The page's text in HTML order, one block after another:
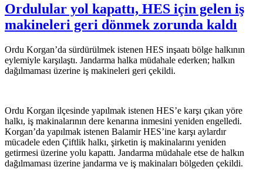
Ordulular yol kapattı, HES için gelen iş
makineleri geri dönmek zorunda kaldı
Ordu Korgan’da sürdürülmek istenen HES inşaatı bölge halkının
eylemiyle karşılaştı. Jandarma halka müdahale ederken; halkın
dağılmaması üzerine iş makineleri geri çekildi.
Ordu Korgan ilçesinde yapılmak istenen HES’e karşı çıkan yöre
halkı, iş makinalarının dere kenarına inmesini yeniden engelledi.
Korgan’da yapılmak istenen Balamir HES’ine karşı aylardır
mücadele eden Çiftlik halkı, şirketin iş makinalarını yeniden
getirmesi üzerine yolu kapattı. Jandarma müdahale etse de halkın
dağılmaması üzerine jandarma ve iş makinaları bölgeden çekildi.